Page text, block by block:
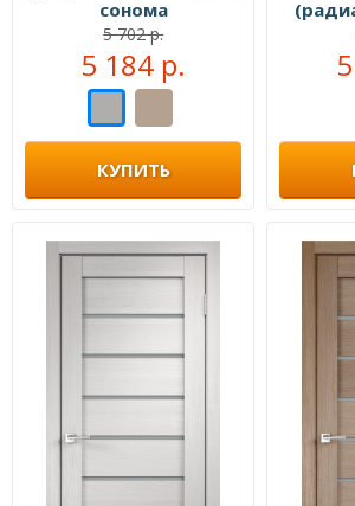
сонома
5 702 р.
5 184 р.
КУПИТЬ